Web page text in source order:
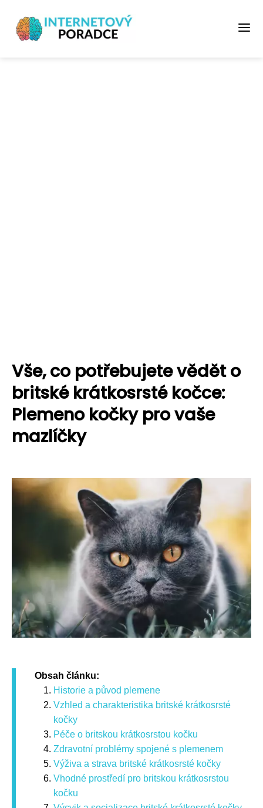
Vše, co potřebujete vědět o
britské krátkosrsté kočce:
Plemeno kočky pro vaše
mazlíčky
Obsah článku:
Historie a původ plemene
Vzhled a charakteristika britské krátkosrsté
kočky
Péče o britskou krátkosrstou kočku
Zdravotní problémy spojené s plemenem
Výživa a strava britské krátkosrsté kočky
Vhodné prostředí pro britskou krátkosrstou
kočku